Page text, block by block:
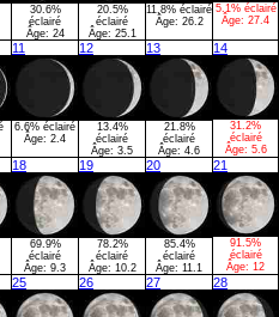
30.6%
éclairé
Âge: 24
20.5%
éclairé
Âge: 25.1
11.8% éclairé
Âge: 26.2
5.1% éclairé
Âge: 27.4
11
6.6% éclairé
Âge: 2.4
12
13.4%
éclairé
Âge: 3.5
13
21.8%
éclairé
Âge: 4.6
14
31.2%
éclairé
Âge: 5.6
18
69.9%
éclairé
Âge: 9.3
19
78.2%
éclairé
Âge: 10.2
20
85.4%
éclairé
Âge: 11.1
21
91.5%
éclairé
Âge: 12
25 26 27 28